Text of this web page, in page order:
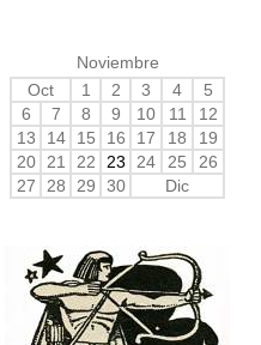
Noviembre
Oct
1 2 3 4
5
6
7 8 9 10 11
12
13
14 15 16 17 18
19
20
21 22 23 24 25
26
27
28 29 30 Dic